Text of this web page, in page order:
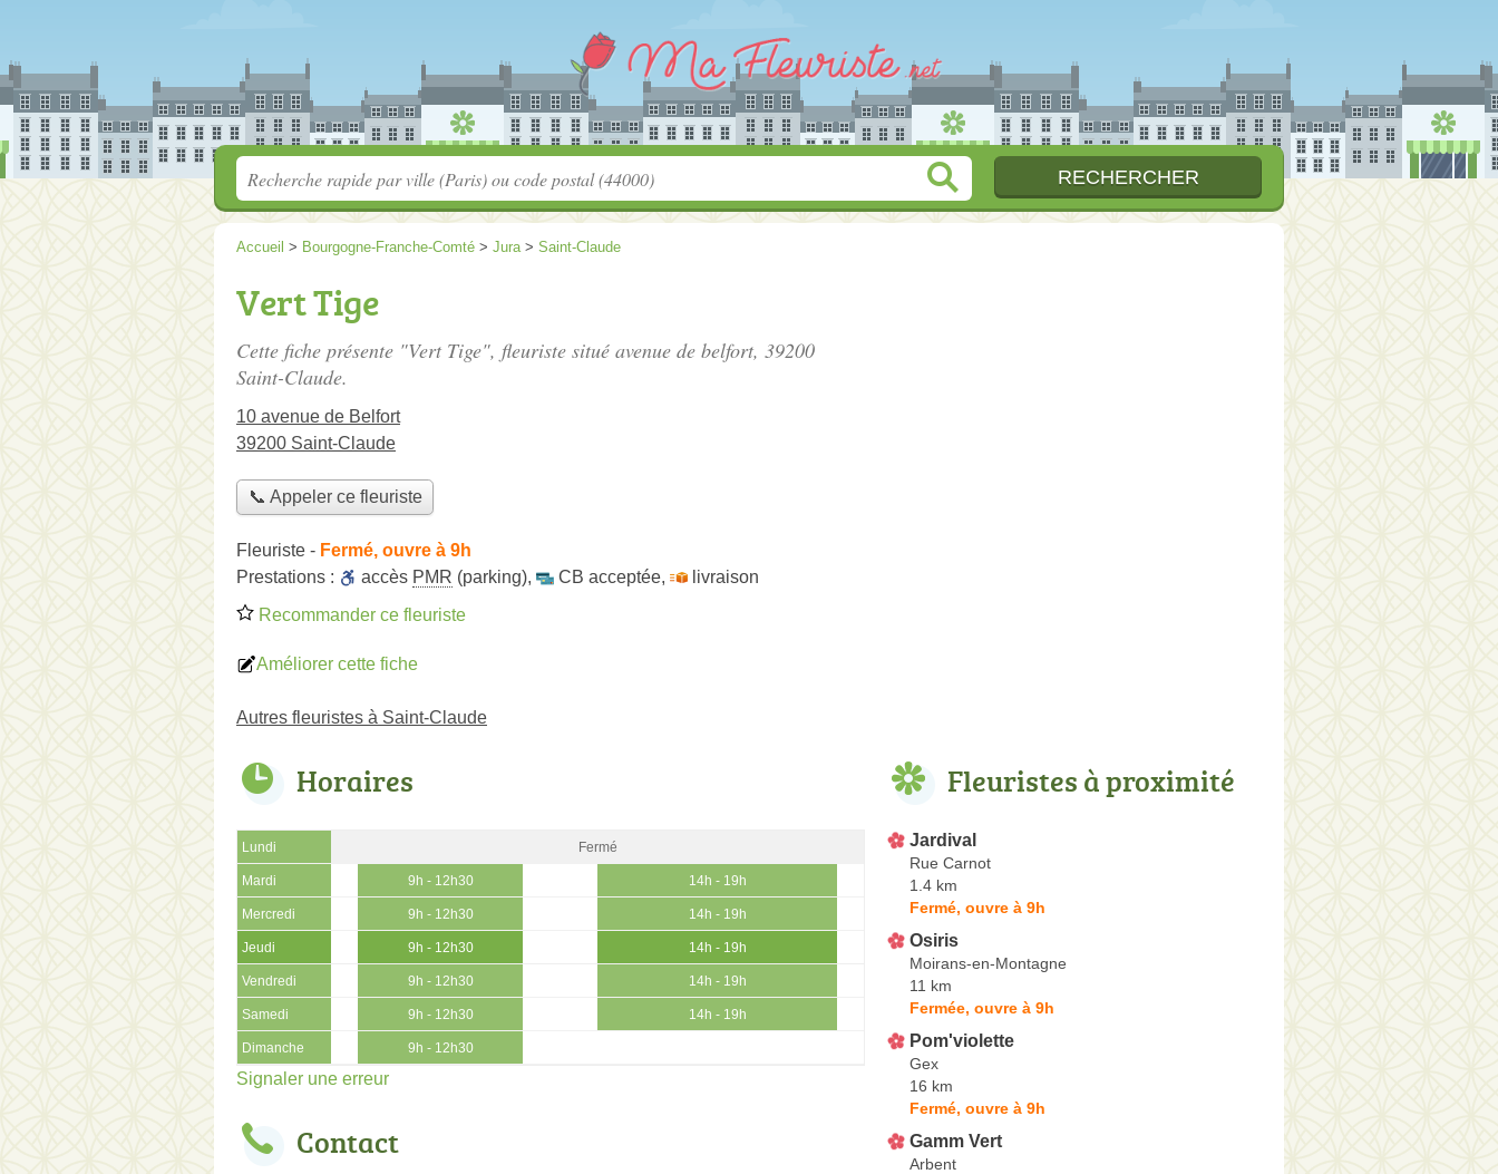
Accueil > Bourgogne-Franche-Comté > Jura> Saint-Claude
Vert Tige
Cette fiche présente "Vert Tige", fleuriste situé avenue de belfort, 39200
Saint-Claude.
10 avenue de Belfort
39200 Saint-Claude
📞 Appeler ce fleuriste
Fleuriste - Fermé, ouvre à 9h
Prestations :
accès PMR (parking), CB acceptée,
livraison
Recommander ce fleuriste
Améliorer cette fiche
Autres fleuristes à Saint-Claude
Horaires
Lundi Fermé
Mardi 9h - 12h30 14h - 19h
Mercredi 9h - 12h30 14h - 19h
Jeudi 9h - 12h30 14h - 19h
Vendredi 9h - 12h30 14h - 19h
Samedi 9h - 12h30 14h - 19h
Dimanche 9h - 12h30
Signaler une erreur
Contact
Fleuristes à proximité
Jardival
Rue Carnot
1.4 km
Fermé, ouvre à 9h
Osiris
Moirans-en-Montagne
11 km
Fermée, ouvre à 9h
Pom'violette
Gex
16 km
Fermé, ouvre à 9h
Gamm Vert
Arbent